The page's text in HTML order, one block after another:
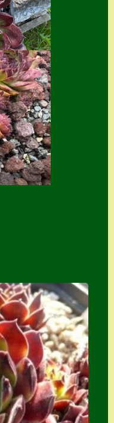
Semps von A – Z
Shop
Suche
Sue Thomas
Translator
Versand
Versand von
Semps
Warenkorb
Zahlungs- &
Versandinfos
Zubehör
Zubehör